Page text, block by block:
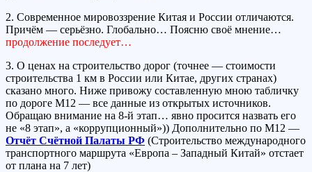
2. Современное мировоззрение Китая и России отличаются.
Причём — серьёзно. Глобально… Поясню своё мнение…
продолжение последует…
3. О ценах на строительство дорог (точнее — стоимости
строительства 1 км в России или Китае, других странах)
сказано много. Ниже привожу составленную мною табличку
по дороге М12 — все данные из открытых источников.
Обращаю внимание на 8-й этап… явно просится назвать его
не «8 этап», а «коррупционный»)) Дополнительно по М12 —
Отчёт Счётной Палаты РФ (Строительство международного
транспортного маршрута «Европа – Западный Китай» отстает
от плана на 7 лет)